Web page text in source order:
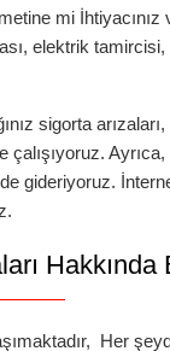
mi
elektrik
sigorta arızaları,
Ayrıca,
gideriyoruz.
Her